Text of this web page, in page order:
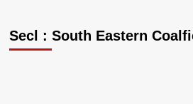
Secl : South Eastern